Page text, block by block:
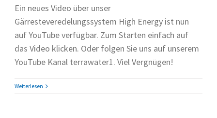
Ein neues Video über unser
Gärresteveredelungssystem High Energy ist nun
auf YouTube verfügbar. Zum Starten einfach auf
das Video klicken. Oder folgen Sie uns auf unserem
YouTube Kanal terrawater1. Viel Vergnügen!
Weiterlesen